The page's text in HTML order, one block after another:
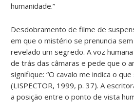
humanidade.”
Desdobramento de filme de
em que o mistério se prenuncia
revelado um segredo. A voz
de trás das câmaras e pede que o
signifique: “O cavalo me indica o que
(LISPECTOR, 1999, p. 37). A
a posição entre o ponto de vista